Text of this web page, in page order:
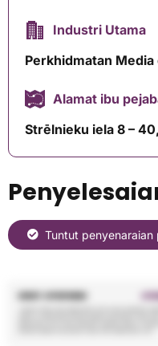
Industri Utama
Perkhidmatan
Alamat ibu
Strēlnieku iela 8 –
Tuntut penyenaraian